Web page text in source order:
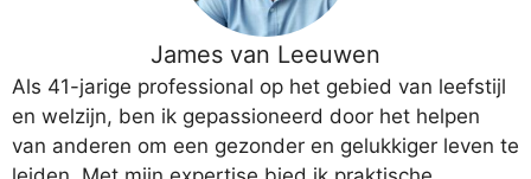
James van Leeuwen
Als 41-jarige professional op het gebied van leefstijl
en welzijn, ben ik gepassioneerd door het helpen
van anderen om een gezonder en gelukkiger leven te